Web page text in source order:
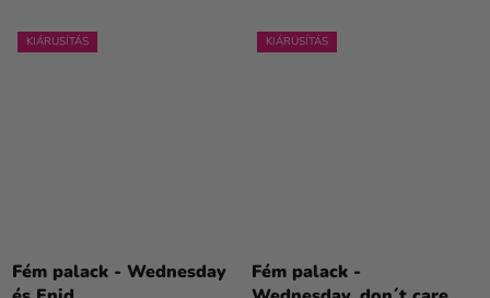
KIÁRUSÍTÁS
Fém palack - Wednesday
KIÁRUSÍTÁS
Fém palack -